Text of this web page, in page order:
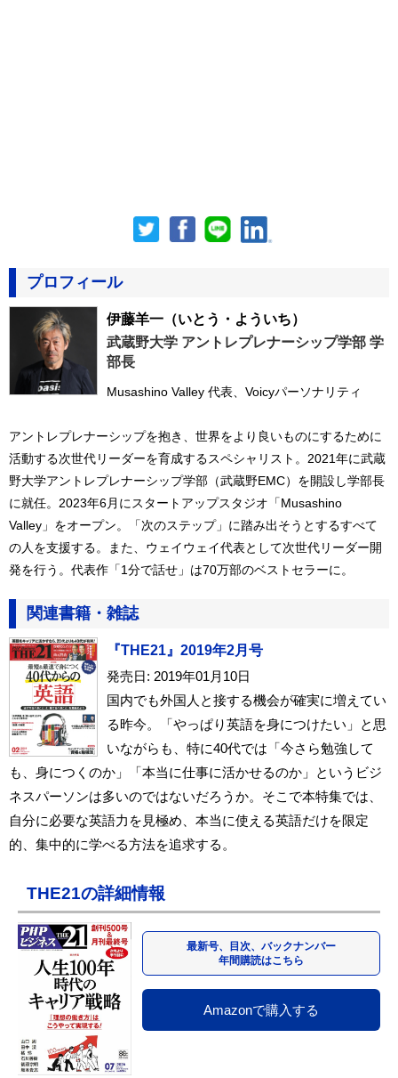
プロフィール
伊藤羊一 （いとう・よういち）
武蔵野大学 アントレプレナーシップ学部 学
部長
Musashino Valley 代表、Voicyパーソナリティ
アントレプレナーシップを抱き、世界をより良いものにするために
活動する次世代リーダーを育成するスペシャリスト。2021年に武蔵
野大学アントレプレナーシップ学部（武蔵野EMC）を開設し学部長
に就任。2023年6月にスタートアップスタジオ「Musashino
Valley」をオープン。「次のステップ」に踏み出そうとするすべて
の人を支援する。また、ウェイウェイ代表として次世代リーダー開
発を行う。代表作「1分で話せ」は70万部のベストセラーに。
関連書籍・雑誌
『THE21』2019年2月号
発売日: 2019年01月10日
国内でも外国人と接する機会が確実に増えてい
る昨今。「やっぱり英語を身につけたい」と思
いながらも、特に40代では「今さら勉強して
も、身につくのか」「本当に仕事に活かせるのか」というビジ
ネスパーソンは多いのではないだろうか。そこで本特集では、
自分に必要な英語力を見極め、本当に使える英語だけを限定
的、集中的に学べる方法を追求する。
THE21の詳細情報
最新号、目次、バックナンバー
年間購読はこちら
Amazonで購入する